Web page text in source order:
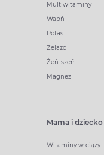
Multiwitaminy
Wapń
Potas
Żelazo
Żeń-szeń
Magnez
Mama i dziecko
Witaminy w ciąży